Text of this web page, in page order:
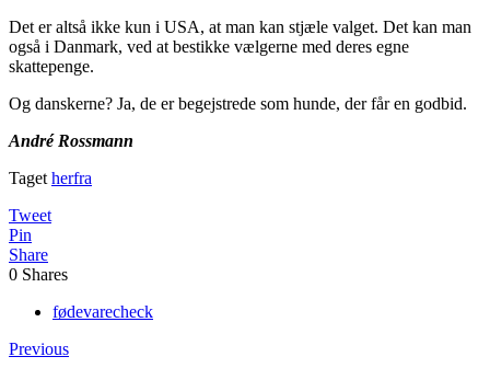
Det er altså ikke kun i USA, at man kan stjæle valget. Det kan man
også i Danmark, ved at bestikke vælgerne med deres egne
skattepenge.
Og danskerne? Ja, de er begejstrede som hunde, der får en godbid.
André Rossmann
Taget herfra
Tweet
Pin
Share
0 Shares
fødevarecheck
Previous